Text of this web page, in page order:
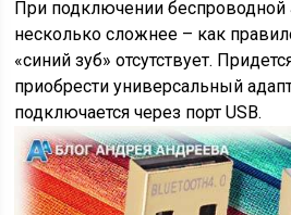
При подключении беспроводной
несколько сложнее – как
«синий зуб» отсутствует.
приобрести универсальный
подключается через порт USB.